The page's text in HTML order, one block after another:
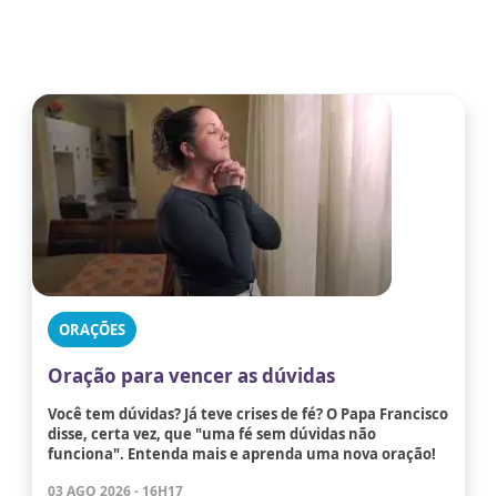
ORAÇÕES
Oração para vencer as dúvidas
Você tem dúvidas? Já teve crises de fé? O Papa Francisco
disse, certa vez, que "uma fé sem dúvidas não
funciona". Entenda mais e aprenda uma nova oração!
03 AGO 2026 - 16H17